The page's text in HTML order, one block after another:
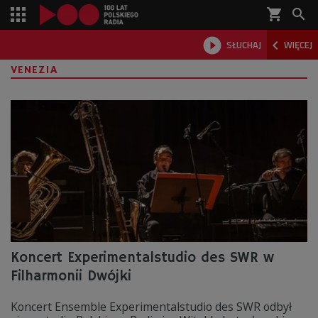
shopping_cart 
 SŁUCHAJ  WIĘCEJ

VENEZIA
Koncert Experimentalstudio des SWR w
Filharmonii Dwójki
Koncert Ensemble Experimentalstudio des SWR odbył